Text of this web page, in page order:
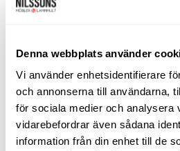
Denna webbplats använder
Vi använder enhetsidentifierare
och annonserna till användarna,
för sociala medier och analysera
vidarebefordrar även sådana
information från din enhet till de
Webbplats